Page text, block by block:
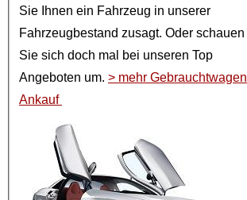
Sie Ihnen ein Fahrzeug in unserer
Fahrzeugbestand zusagt. Oder schauen
Sie sich doch mal bei unseren Top
Angeboten um. > mehr Gebrauchtwagen
Ankauf